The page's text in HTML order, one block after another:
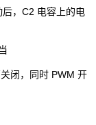
，C2 电容上的电
闭，同时 PWM 开